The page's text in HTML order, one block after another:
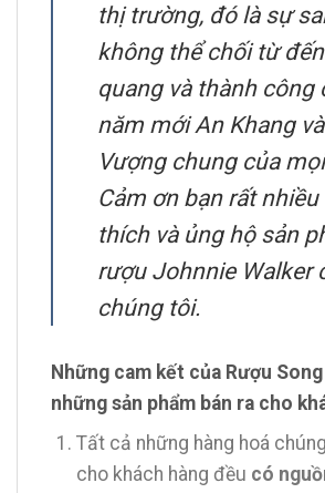
thị trường, đó là sự
không thể chối từ
quang và thành công
năm mới An Khang
Vượng chung của
Cảm ơn bạn rất nhiều
thích và ủng hộ sản
rượu Johnnie Walker
chúng tôi.
Những cam kết của Rượu
những sản phẩm bán ra cho
Tất cả những hàng hoá
cho khách hàng đều có